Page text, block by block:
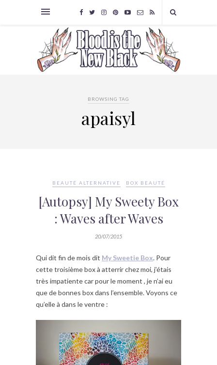
BROWSING TAG
apaisyl
BEAUTÉ ALTERNATIVE BOX BEAUTÉ
[Autopsy] My Sweety Box
: Waves after Waves
20/07/2015
Qui dit fin de mois dit My Sweetie Box. Pour
cette troisième box à atterrir chez moi, j’étais
très impatiente car pour le moment , je n’ai eu
que de bonnes box dans l’ensemble. Voyons ce
qu’elle à dans le ventre :